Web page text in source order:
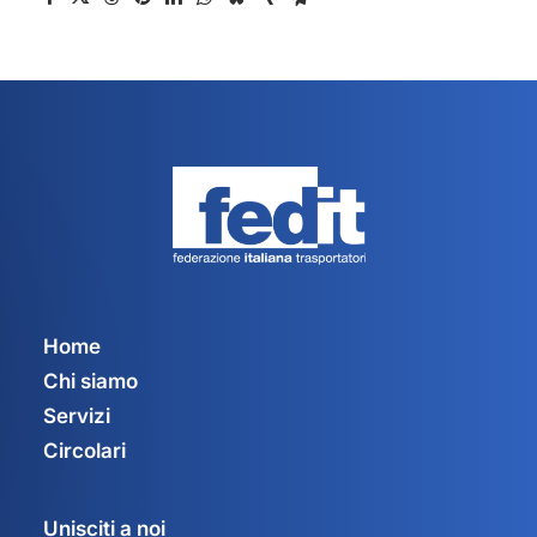
Home
Chi siamo
Servizi
Circolari
Unisciti a noi